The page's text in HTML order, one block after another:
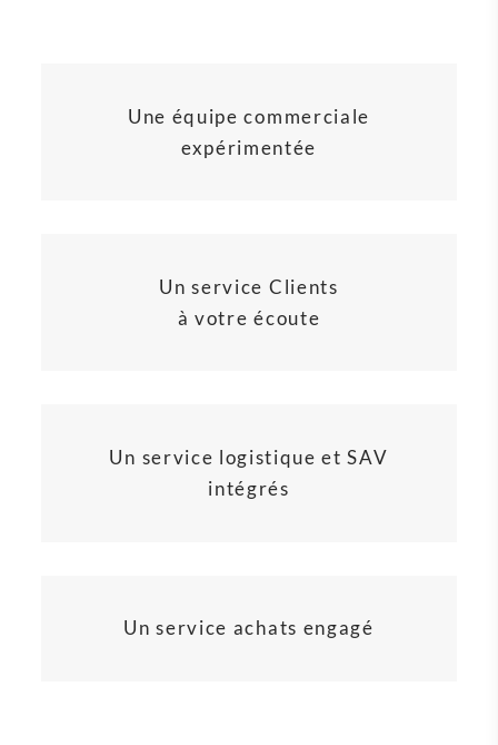
Une équipe commerciale
expérimentée
Un service Clients
à votre écoute
Un service logistique et SAV
intégrés
Un service achats engagé